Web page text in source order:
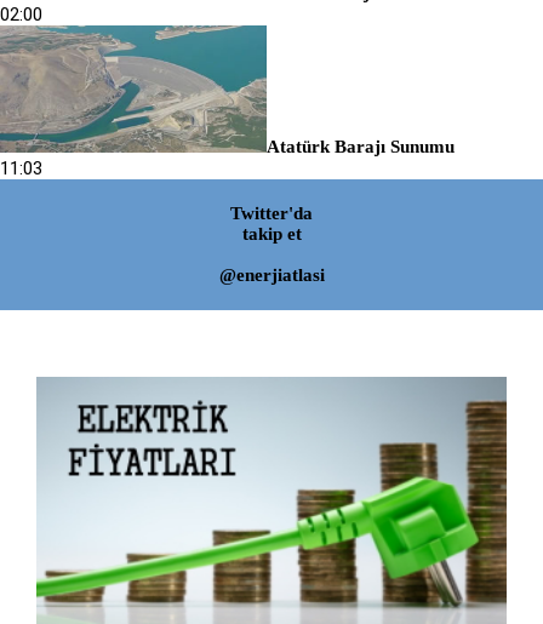
02:00
Atatürk Barajı Sunumu
11:03
Twitter'da
takip et
@enerjiatlasi